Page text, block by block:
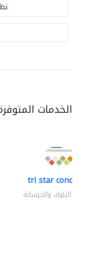
الخدمات
tri star concrete..
البلوك والخرسانة